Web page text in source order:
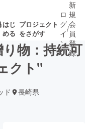
はじ
める
プロジェクト
をさがす
了が近いプ
クト
ロ
グ
イ
ン
/
新
規
会
員
登
録
物：持続可
クト"
ド 長崎県